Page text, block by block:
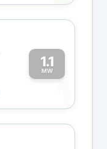
1.1
MW
1